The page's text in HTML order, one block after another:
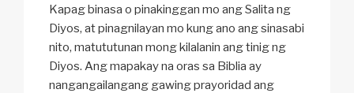
Kapag binasa o pinakinggan mo ang Salita ng
Diyos, at pinagnilayan mo kung ano ang sinasabi
nito, matututunan mong kilalanin ang tinig ng
Diyos. Ang mapakay na oras sa Biblia ay
nangangailangang gawing prayoridad ang